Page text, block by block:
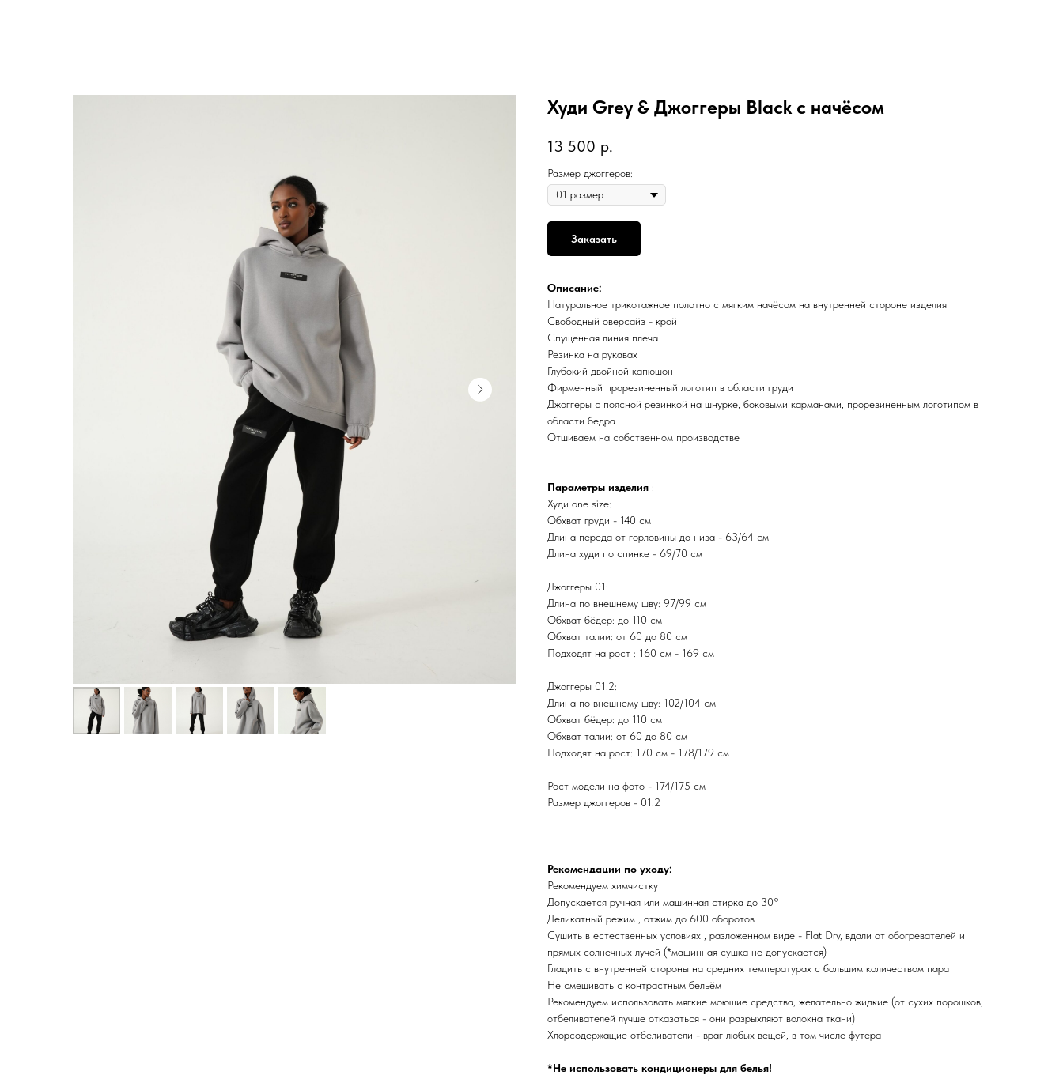
Худи Grey & Джоггеры Black с начёсом
13 500 р.
Размер джоггеров:
Заказать
Описание:
Натуральное трикотажное полотно с мягким начёсом на внутренней стороне изделия
Свободный оверсайз - крой
Спущенная линия плеча
Резинка на рукавах
Глубокий двойной капюшон
Фирменный прорезиненный логотип в области груди
Джоггеры с поясной резинкой на шнурке, боковыми карманами, прорезиненным логотипом в
области бедра
Отшиваем на собственном производстве
Параметры изделия :
Худи one size:
Обхват груди - 140 см
Длина переда от горловины до низа - 63/64 см
Длина худи по спинке - 69/70 см
Джоггеры 01:
Длина по внешнему шву: 97/99 см
Обхват бёдер: до 110 см
Обхват талии: от 60 до 80 см
Подходят на рост : 160 см - 169 см
Джоггеры 01.2:
Длина по внешнему шву: 102/104 см
Обхват бёдер: до 110 см
Обхват талии: от 60 до 80 см
Подходят на рост: 170 см - 178/179 см
Рост модели на фото - 174/175 см
Размер джоггеров - 01.2
Рекомендации по уходу:
Рекомендуем химчистку
Допускается ручная или машинная стирка до 30°
Деликатный режим , отжим до 600 оборотов
Сушить в естественных условиях , разложенном виде - Flat Dry, вдали от обогревателей и
прямых солнечных лучей (*машинная сушка не допускается)
Гладить с внутренней стороны на средних температурах с большим количеством пара
Не смешивать с контрастным бельём
Рекомендуем использовать мягкие моющие средства, желательно жидкие (от сухих порошков,
отбеливателей лучше отказаться - они разрыхляют волокна ткани)
Хлорсодержащие отбеливатели - враг любых вещей, в том числе футера
*Не использовать кондиционеры для белья!